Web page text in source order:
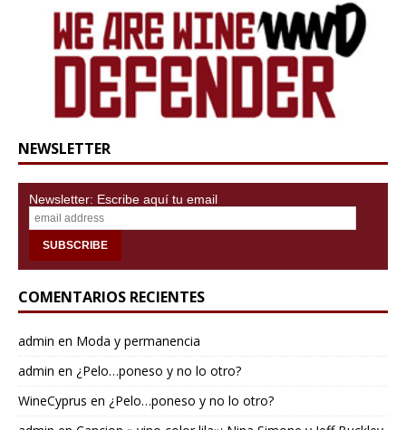
NEWSLETTER
Newsletter: Escribe aquí tu email
COMENTARIOS RECIENTES
admin en Moda y permanencia
admin en ¿Pelo…poneso y no lo otro?
WineCyprus en ¿Pelo…poneso y no lo otro?